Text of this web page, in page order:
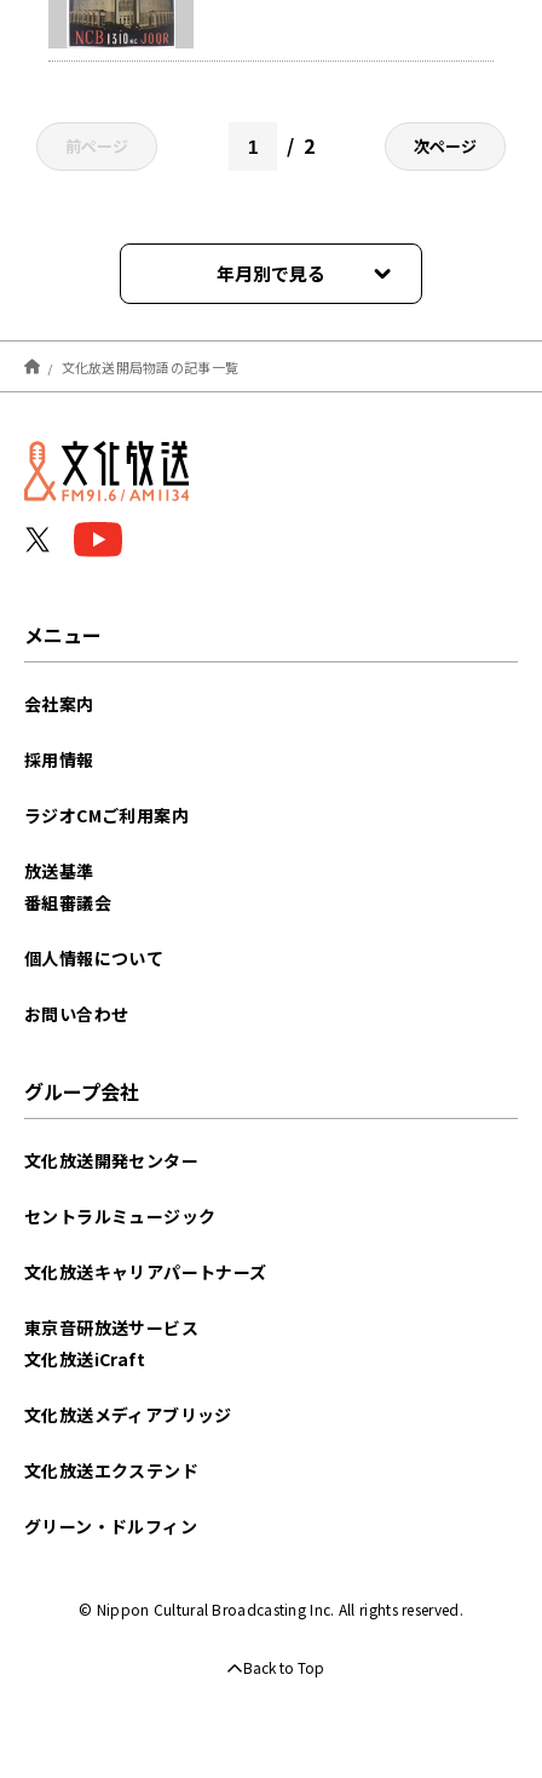
前ページ 2 次ページ
年月別で見る
2023年04月
2023年03月
2023年02月
2022年05月
文化放送開局物語の記事一覧
メニュー
会社案内
採用情報
ラジオCMご利用案内
放送基準
番組審議会
個人情報について
お問い合わせ
グループ会社
文化放送開発センター
セントラルミュージック
文化放送キャリアパートナーズ
東京音研放送サービス
文化放送iCraft
文化放送メディアブリッジ
文化放送エクステンド
グリーン・ドルフィン
© Nippon Cultural Broadcasting Inc. All rights reserved.
Back to Top